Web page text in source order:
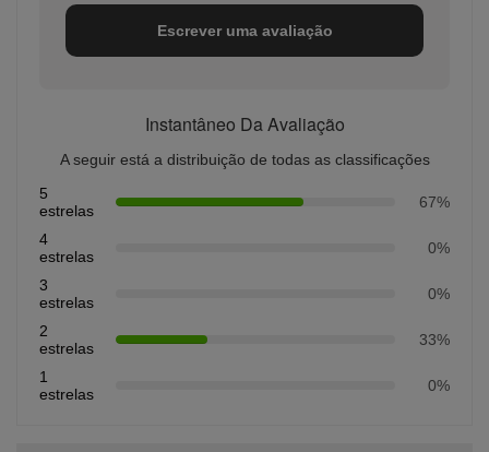
Escrever uma avaliação
Instantâneo Da Avaliação
A seguir está a distribuição de todas as classificações
5
estrelas
67%
4
estrelas
0%
3
estrelas
0%
2
estrelas
33%
1
estrelas
0%